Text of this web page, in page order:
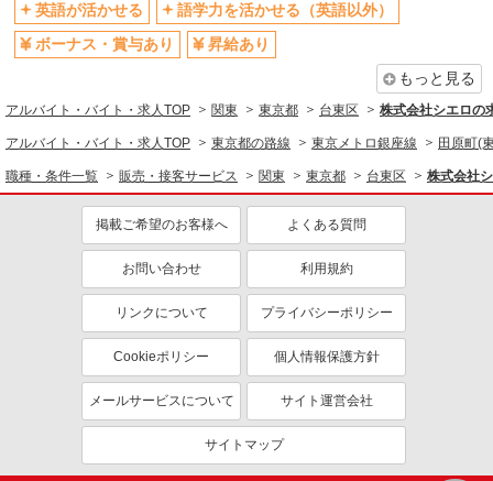
同じ特徴から求人を探す
未経験歓迎
ミドル（40代～）活躍中
車通勤OK
交通費支給
社会保険あり
英語が活かせる
語学力を活かせる（英語以外）
ボーナス・賞与あり
昇給あり
もっと見る
アルバイト・バイト・求人TOP 関東 東京都 台東区 株式会社シエロの
アルバイト・バイト・求人TOP 東京都の路線 東京メトロ銀座線 田原町(
職種・条件一覧 販売・接客サービス 関東 東京都 台東区 株式会社
掲載ご希望のお客様へ よくある質問
お問い合わせ 利用規約
リンクについて プライバシーポリシー
Cookieポリシー 個人情報保護方針
メールサービスについて サイト運営会社
サイトマップ